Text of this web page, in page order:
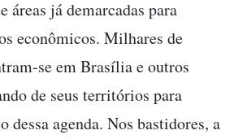
áreas já demarcadas para
econômicos. Milhares de
se em Brasília e outros
de seus territórios para
dessa agenda. Nos bastidores, a